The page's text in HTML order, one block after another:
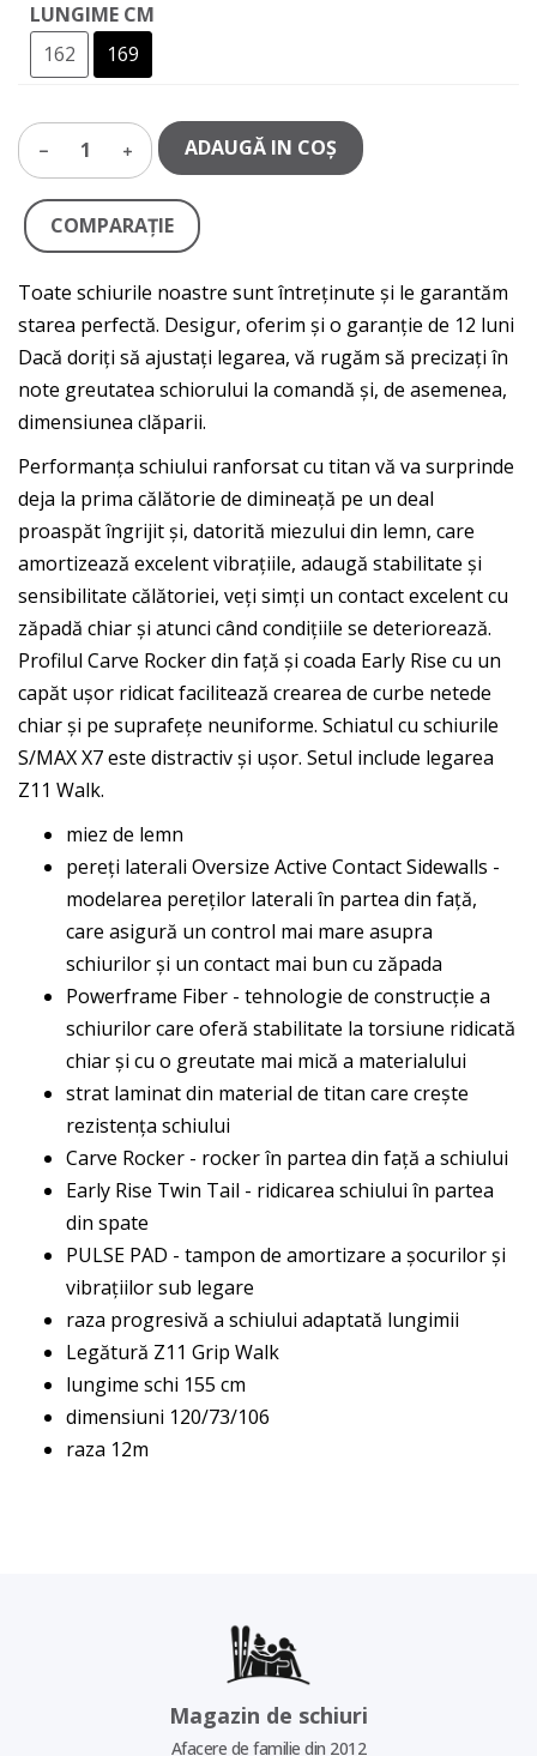
LUNGIME CM
162
169
1 ADAUGĂ IN COŞ
COMPARAŢIE
Toate schiurile noastre sunt întreținute și le garantăm
starea perfectă. Desigur, oferim și o garanție de 12 luni
Dacă doriți să ajustați legarea, vă rugăm să precizați în
note greutatea schiorului la comandă și, de asemenea,
dimensiunea clăparii.
Performanța schiului ranforsat cu titan vă va surprinde
deja la prima călătorie de dimineață pe un deal
proaspăt îngrijit și, datorită miezului din lemn, care
amortizează excelent vibrațiile, adaugă stabilitate și
sensibilitate călătoriei, veți simți un contact excelent cu
zăpadă chiar și atunci când condițiile se deteriorează.
Profilul Carve Rocker din față și coada Early Rise cu un
capăt ușor ridicat facilitează crearea de curbe netede
chiar și pe suprafețe neuniforme. Schiatul cu schiurile
S/MAX X7 este distractiv și ușor. Setul include legarea
Z11 Walk.
miez de lemn
pereți laterali Oversize Active Contact Sidewalls -
modelarea pereților laterali în partea din față,
care asigură un control mai mare asupra
schiurilor și un contact mai bun cu zăpada
Powerframe Fiber - tehnologie de construcție a
schiurilor care oferă stabilitate la torsiune ridicată
chiar și cu o greutate mai mică a materialului
strat laminat din material de titan care crește
rezistența schiului
Carve Rocker - rocker în partea din față a schiului
Early Rise Twin Tail - ridicarea schiului în partea
din spate
PULSE PAD - tampon de amortizare a șocurilor și
vibrațiilor sub legare
raza progresivă a schiului adaptată lungimii
Legătură Z11 Grip Walk
lungime schi 155 cm
dimensiuni 120/73/106
raza 12m
Magazin de schiuri
Afacere de familie din 2012